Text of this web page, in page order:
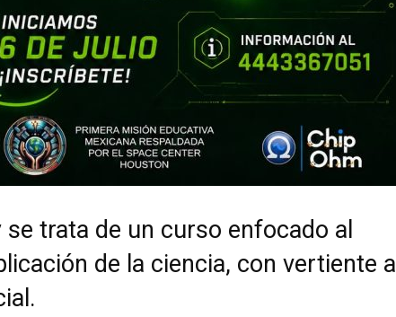
trata de un curso enfocado al
de la ciencia, con vertiente a